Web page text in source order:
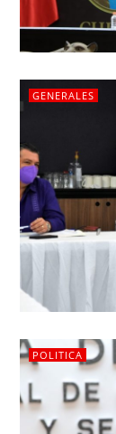
GENERALES
POLITICA